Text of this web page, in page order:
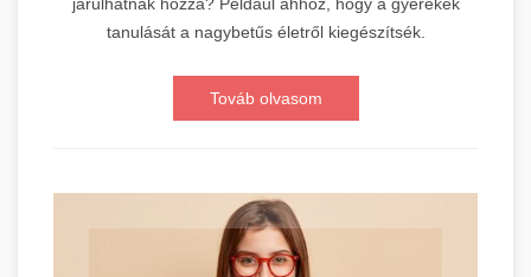
járulhatnak hozzá? Például ahhoz, hogy a gyerekek
tanulását a nagybetűs életről kiegészítsék.
Továb olvasom